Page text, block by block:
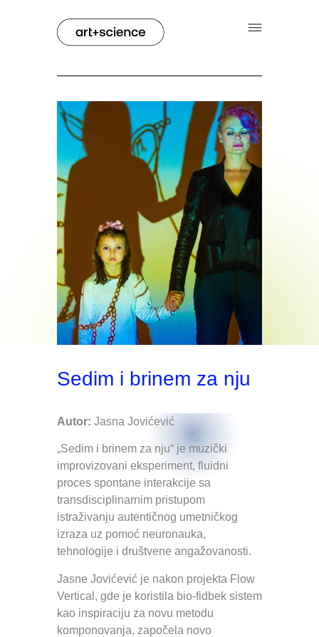
Sedim i brinem za nju
Autor: Jasna Jovićević
„Sedim i brinem za nju“ je muzički
improvizovani eksperiment, fluidni
proces spontane interakcije sa
transdisciplinarnim pristupom
istraživanju autentičnog umetničkog
izraza uz pomoć neuronauka,
tehnologije i društvene angažovanosti.
Jasne Jovićević je nakon projekta Flow
Vertical, gde je koristila bio-fidbek sistem
kao inspiraciju za novu metodu
komponovanja, započela novo